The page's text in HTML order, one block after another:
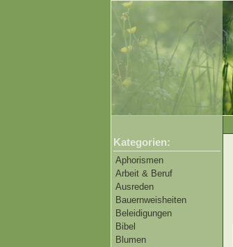
Kategorien:
Aphorismen
Arbeit & Beruf
Ausreden
Bauernweisheiten
Beleidigungen
Bibel
Blumen